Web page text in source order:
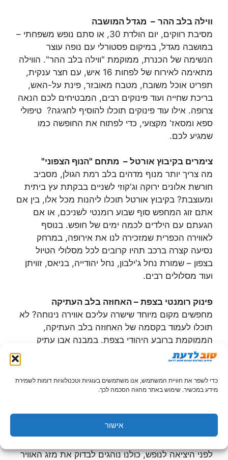
כדי לשפר את חוויית המשתמש, אנו משתמשים בעוגיות וטכנולוגיות דומות לשמירת
מידע במכשיר. שימוש באתר מהווה הסכמה לכך.
אישור
ווילה בלב ההר – מגדל המושבה
מסיבת רווקים, יום הולדת 30, או סתם נופש משפחתי –
במושבה מגדל, במיקום פסטורלי עם נופה עוצר
הנשימה של הכנרת, ממוקמת "ווילה בלב ההר". הווילה
מתאימה לאירוח של לפחות 16 איש, עם חצר ענקית,
תפריט אוכל משובח, מטבח מאובזר, פינת על-האש,
בריכת שחייה ועוד פינוקים רבים, המבטיחים לכם הנאה
צרופה. אילו עוד פינוקים תוכלו להוסיף לחגיגה? טיפולי
ספא ומסאז' מקצועי, כדי לפתוח את החופשה כמו
שמגיע לכם.
צימרים בקיבוץ אורטל – מתחם "הנוף הצפוני"
מה צריך יותר מנוף מדהים בלב רמת הגולן, מסביב
חורשת אלונים ירוקה וג'קוזי לשניים בבקתת עץ ביתית
ומעוצבת? בקיבוץ אורטל תוכלו ליהנות מכל אלו, בין אם
אתם זוג המחפש סוף שבוע רומנטי לשניכם, או אם
הגעתם עם הילדים לכמה ימים של חופש. בנוסף
לאווירה הכפרית שמזכירה לנו את אירופה, במרחק
נסיעה קצרה ברכב תהיו קרובים לכל מסלולי הטיול
בצפון – שמורת נחל ג'ילבון, נחל יהודייה, בניאס, זוויתן
ועוד מסלולים רבים.
פינוק רומנטי בצפת – האחוזה בלב העתיקה
מחפשים מקום מיוחד שישרה עליכם אווירה נינוחה? לא
תוכלו לעמוד בקסמה של האחוזה בלב העתיקה,
הממוקמת ברובע היהודי בצפת. במבנה אבן עתיק
מתאימות לאירוח זוגי, כולל כל הפינוקים: ארוחת בוקר
ישראלית שאפשר להזמין לחדר, טיפולי גוף ויופי, עיסויים
ועוד. אם תרצו לבלות, מתחם האחוזה נמצא בקרבת
ברובע העתיק של צפת.
לפני היציאה לנופש, כולנו נוהגים לבדוק את מזג האוויר